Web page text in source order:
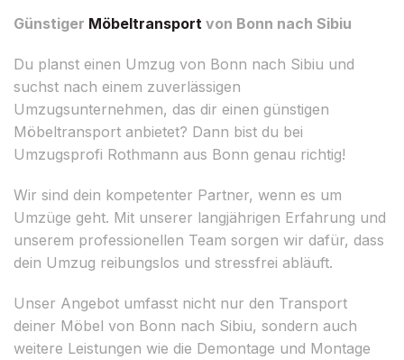
Günstiger Möbeltransport von Bonn nach Sibiu
Du planst einen Umzug von Bonn nach Sibiu und
suchst nach einem zuverlässigen
Umzugsunternehmen, das dir einen günstigen
Möbeltransport anbietet? Dann bist du bei
Umzugsprofi Rothmann aus Bonn genau richtig!
Wir sind dein kompetenter Partner, wenn es um
Umzüge geht. Mit unserer langjährigen Erfahrung und
unserem professionellen Team sorgen wir dafür, dass
dein Umzug reibungslos und stressfrei abläuft.
Unser Angebot umfasst nicht nur den Transport
deiner Möbel von Bonn nach Sibiu, sondern auch
weitere Leistungen wie die Demontage und Montage